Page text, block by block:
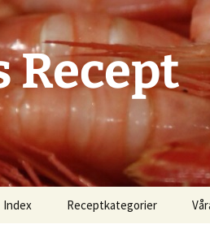
Recept
Index Receptkategorier